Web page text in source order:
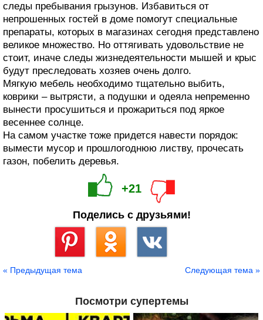
следы пребывания грызунов. Избавиться от
непрошенных гостей в доме помогут специальные
препараты, которых в магазинах сегодня представлено
великое множество. Но оттягивать удовольствие не
стоит, иначе следы жизнедеятельности мышей и крыс
будут преследовать хозяев очень долго.
Мягкую мебель необходимо тщательно выбить,
коврики – вытрясти, а подушки и одеяла непременно
вынести просушиться и прожариться под яркое
весеннее солнце.
На самом участке тоже придется навести порядок:
вымести мусор и прошлогоднюю листву, прочесать
газон, побелить деревья.
+21
Поделись с друзьями!
« Предыдущая тема Следующая тема »
Посмотри супертемы